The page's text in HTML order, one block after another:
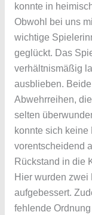
konnte in
Obwohl bei uns
wichtige
geglückt. Das
verhältnismäßig
ausblieben.
Abwehrreihen,
selten
konnte sich keine
vorentscheidend
Rückstand in die
Hier wurden zwei
aufgebessert.
fehlende